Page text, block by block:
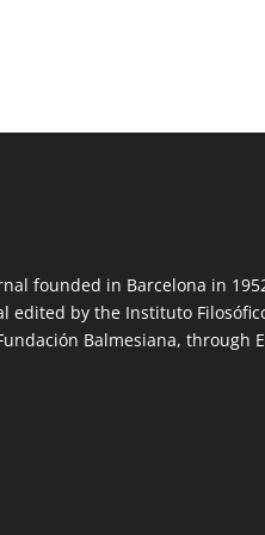
founded in Barcelona in
edited by the Instituto
Balmesiana, through